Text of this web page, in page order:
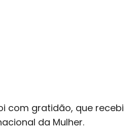
com gratidão, que recebi
da Mulher.